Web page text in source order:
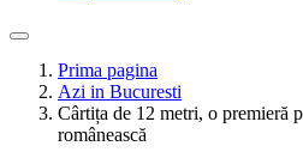
Prima pagina
Azi in Bucuresti
Cârtița de 12 metri, o premieră
românească